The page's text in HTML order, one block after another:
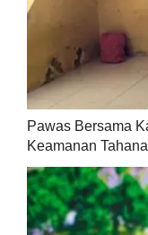
Pawas Bersama
Keamanan